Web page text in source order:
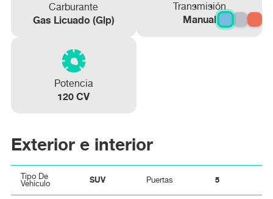
Carburante
Gas Licuado (glp)
Transmisión
Manual
Potencia
120 CV
Exterior e interior
Tipo De
Vehículo
SUV Puertas 5